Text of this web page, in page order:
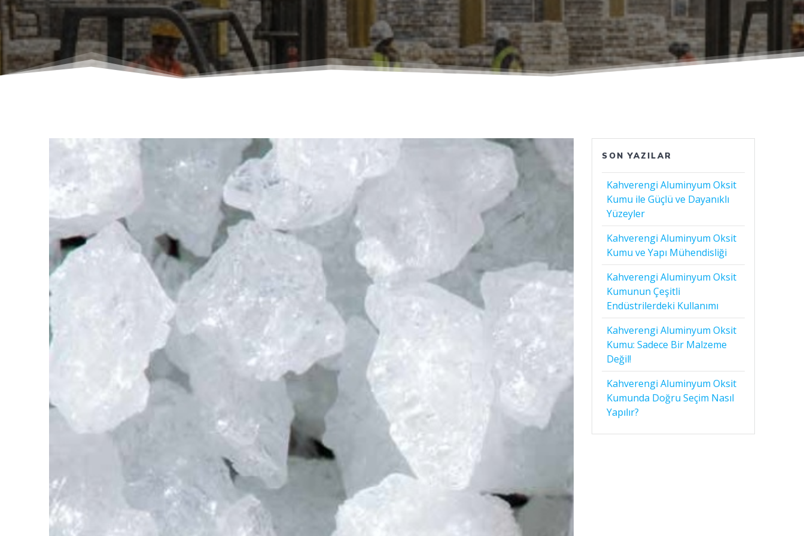
SON YAZILAR
Kahverengi Aluminyum Oksit
Kumu ile Güçlü ve Dayanıklı
Yüzeyler
Kahverengi Aluminyum Oksit
Kumu ve Yapı Mühendisliği
Kahverengi Aluminyum Oksit
Kumunun Çeşitli
Endüstrilerdeki Kullanımı
Kahverengi Aluminyum Oksit
Kumu: Sadece Bir Malzeme
Değil!
Kahverengi Aluminyum Oksit
Kumunda Doğru Seçim Nasıl
Yapılır?